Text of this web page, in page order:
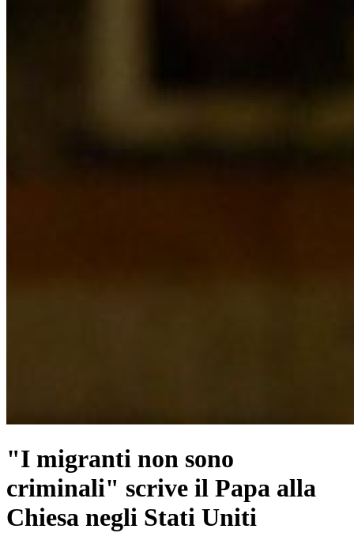
"I migranti non sono
criminali" scrive il Papa alla
Chiesa negli Stati Uniti